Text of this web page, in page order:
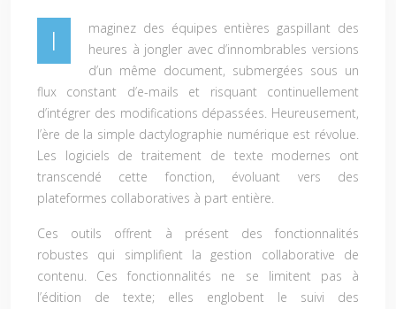
I
maginez des équipes entières gaspillant des
heures à jongler avec d’innombrables versions
d’un même document, submergées sous un
flux constant d’e-mails et risquant continuellement
d’intégrer des modifications dépassées. Heureusement,
l’ère de la simple dactylographie numérique est révolue.
Les logiciels de traitement de texte modernes ont
transcendé cette fonction, évoluant vers des
plateformes collaboratives à part entière.
Ces outils offrent à présent des fonctionnalités
robustes qui simplifient la gestion collaborative de
contenu. Ces fonctionnalités ne se limitent pas à
l’édition de texte; elles englobent le suivi des